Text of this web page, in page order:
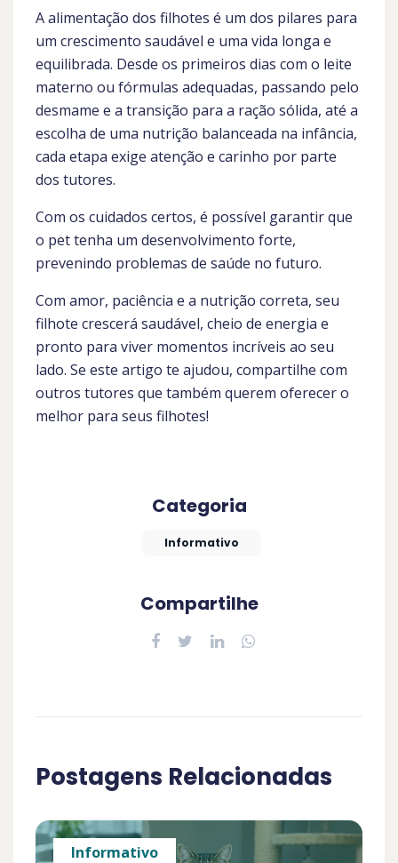
A alimentação dos filhotes é um dos pilares para
um crescimento saudável e uma vida longa e
equilibrada. Desde os primeiros dias com o leite
materno ou fórmulas adequadas, passando pelo
desmame e a transição para a ração sólida, até a
escolha de uma nutrição balanceada na infância,
cada etapa exige atenção e carinho por parte
dos tutores.
Com os cuidados certos, é possível garantir que
o pet tenha um desenvolvimento forte,
prevenindo problemas de saúde no futuro.
Com amor, paciência e a nutrição correta, seu
filhote crescerá saudável, cheio de energia e
pronto para viver momentos incríveis ao seu
lado. Se este artigo te ajudou, compartilhe com
outros tutores que também querem oferecer o
melhor para seus filhotes!
Categoria
Informativo
Compartilhe
Postagens Relacionadas
Informativo